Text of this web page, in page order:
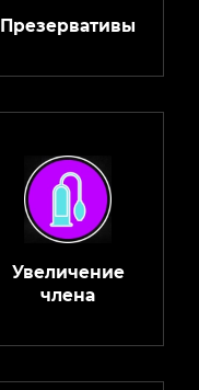
Презервативы
Увеличение
члена